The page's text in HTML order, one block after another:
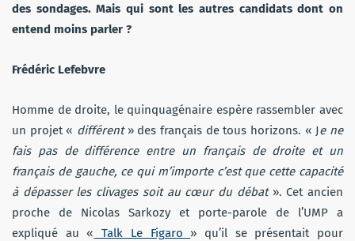
des sondages. Mais qui sont les autres candidats dont on
entend moins parler ?
Frédéric Lefebvre
Homme de droite, le quinquagénaire espère rassembler avec
un projet « différent » des français de tous horizons. « Je ne
fais pas de différence entre un français de droite et un
français de gauche, ce qui m’importe c’est que cette capacité
à dépasser les clivages soit au cœur du débat». Cet ancien
proche de Nicolas Sarkozy et porte-parole de l’UMP a
expliqué au « Talk Le Figaro » qu’il se présentait pour